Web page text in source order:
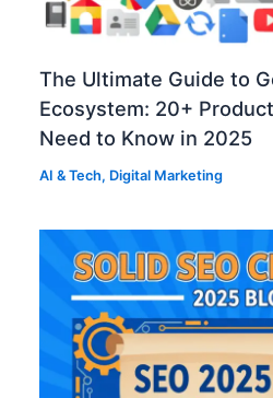
The Ultimate Guide to
Ecosystem: 20+
Need to Know in 2025
AI & Tech, Digital Marketing